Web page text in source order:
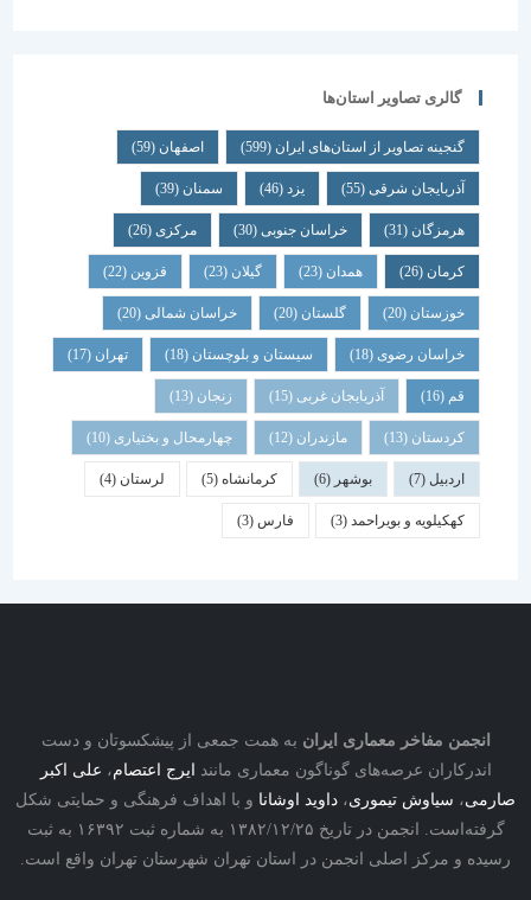
گالری تصاویر استان‌ها
گنجینه تصاویر از استان‌های ایران(599) اصفهان (59)
آذربایجان شرقی(55) یزد سمنان (39)
هرمزگان(31) خراسان جنوبی(30) مرکزی (26)
همدان گیلان قزوین
خوزستان(20) گلستان (20) خراسان شمالی(20)
خراسان رضوی(18) سیستان و بلوچستان(18) تهران
آذربایجان غربی(15) زنجان
کردستان(13) مازندران(12) چهارمحال و بختیاری (10)
بوشهر کرمانشاه(5) لرستان (4)
کهکیلویه و بویراحمد(3) فارس
مفاخر معماری ایرانبه همت جمعی از پیشکسوتان و دست
عرصه‌های گوناگون معماری مانندایرج اعتصام،علی اکبر
،سیاوش تیموری،داوید اوشاناو با اهداف فرهنگی و حمایتی شکل
گرفته‌است. انجمن در تاریخ ۱۳۸۲/۱۲/۲۵ به شماره ثبت ۱۶۳۹۲ به ثبت
و مرکز اصلی انجمن در استان تهران شهرستان تهران واقع است.